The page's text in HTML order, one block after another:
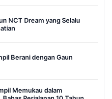
NCT Dream yang Selalu
Berani dengan Gaun
Memukau dalam